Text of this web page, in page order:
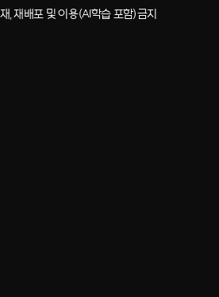
재배포 및 이용(AI학습 포함)금지